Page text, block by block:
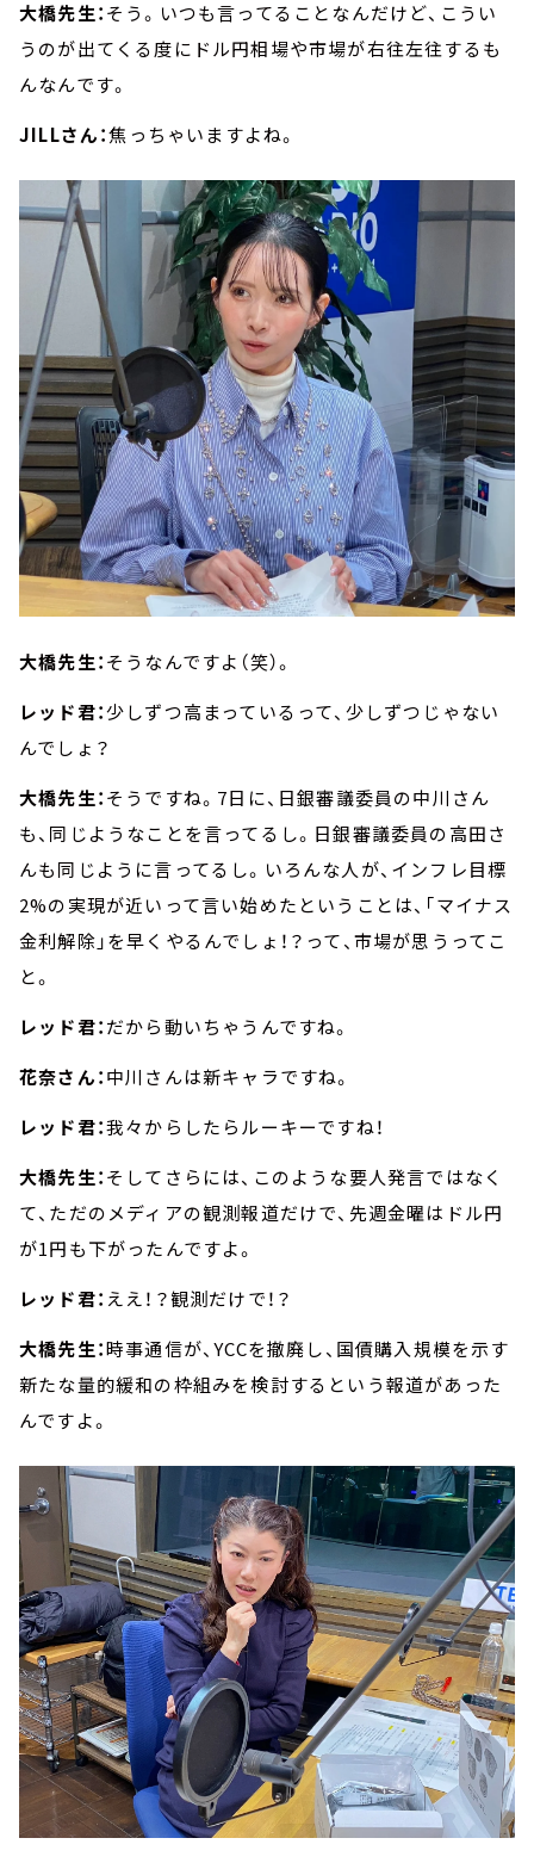
大橋先生：そう。いつも言ってることなんだけど、こうい
うのが出てくる度にドル円相場や市場が右往左往するも
んなんです。
JILLさん：焦っちゃいますよね。
大橋先生：そうなんですよ（笑）。
レッド君：少しずつ高まっているって、少しずつじゃない
んでしょ？
大橋先生：そうですね。7日に、日銀審議委員の中川さん
も、同じようなことを言ってるし。日銀審議委員の高田さ
んも同じように言ってるし。いろんな人が、インフレ目標
2%の実現が近いって言い始めたということは、「マイナス
金利解除」を早くやるんでしょ！？って、市場が思うってこ
と。
レッド君：だから動いちゃうんですね。
花奈さん：中川さんは新キャラですね。
レッド君：我々からしたらルーキーですね！
大橋先生：そしてさらには、このような要人発言ではなく
て、ただのメディアの観測報道だけで、先週金曜はドル円
が1円も下がったんですよ。
レッド君： ええ！？観測だけで！？
大橋先生：時事通信が、YCCを撤廃し、国債購入規模を示す
新たな量的緩和の枠組みを検討するという報道があった
んですよ。